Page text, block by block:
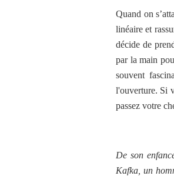
Quand on
linéaire et
décide de
par la main
souvent
l'ouverture. Si
passez votre
De son
Kafka, un